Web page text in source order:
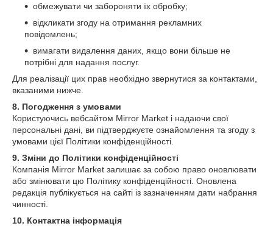
обмежувати чи забороняти їх обробку;
відкликати згоду на отримання рекламних
повідомлень;
вимагати видалення даних, якщо вони більше не
потрібні для надання послуг.
Для реалізації цих прав необхідно звернутися за контактами,
вказаними нижче.
8. Погодження з умовами
Користуючись вебсайтом Mirror Market і надаючи свої
персональні дані, ви підтверджуєте ознайомлення та згоду з
умовами цієї Політики конфіденційності.
9. Зміни до Політики конфіденційності
Компанія Mirror Market залишає за собою право оновлювати
або змінювати цю Політику конфіденційності. Оновлена
редакція публікується на сайті із зазначенням дати набрання
чинності.
10. Контактна інформація